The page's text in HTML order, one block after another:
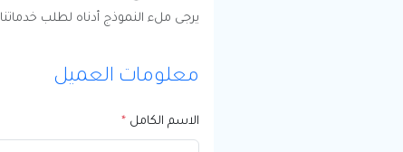
يرجى ملء النموذج أدناه لطلب خدماتنا
معلومات العميل
الاسم الكامل *